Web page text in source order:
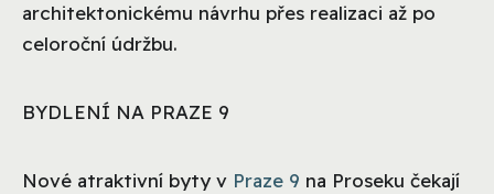
architektonickému návrhu přes realizaci až po
celoroční údržbu.
BYDLENÍ NA PRAZE 9
Nové atraktivní byty v Praze 9 na Proseku čekají